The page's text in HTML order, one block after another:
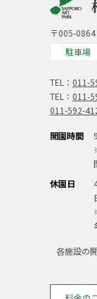
〒005-
駐車場
TEL： 011-
TEL： 011-
011-592-
開園時間
休園日
各施設の